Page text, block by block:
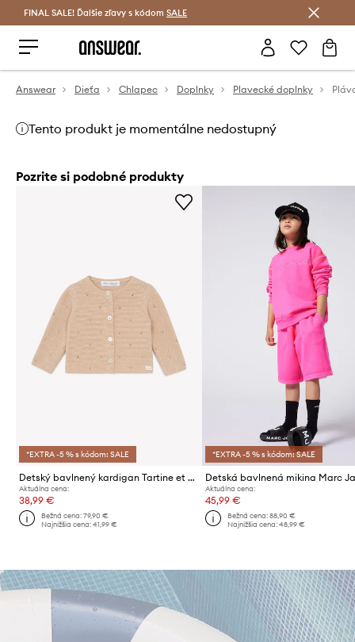
Šetrite s Answear Club >
FINAL SALE! Ďalšie zľavy s kódom SALE
Answear Dieťa Chlapec Doplnky Plavecké doplnky
Tento produkt je momentálne nedostupný
Pozrite si podobné produkty
*EXTRA -5 % s kódom: SALE
Detský bavlnený kardigan Tartine et Chocolat
Aktuálna cena:
38,99 €
Bežná cena:79,90 €
Najnižšia cena:41,99 €
*EXTRA -5 % s kódom: SALE
Detská bavlnená mikina Marc
Aktuálna cena:
45,99 €
Bežná cena: 88,90 €
Najnižšia cena: 48,99 €